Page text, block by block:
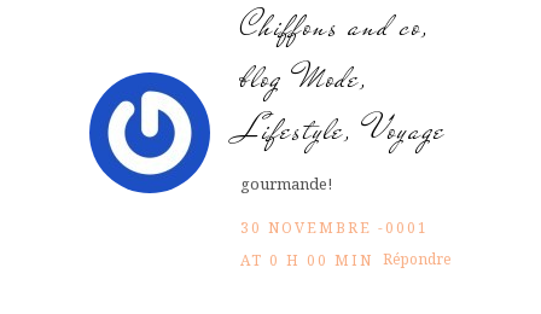
Chiffons and co,
blog Mode,
Lifestyle, Voyage
gourmande!
30 NOVEMBRE -0001
AT 0 H 00 MIN Répondre